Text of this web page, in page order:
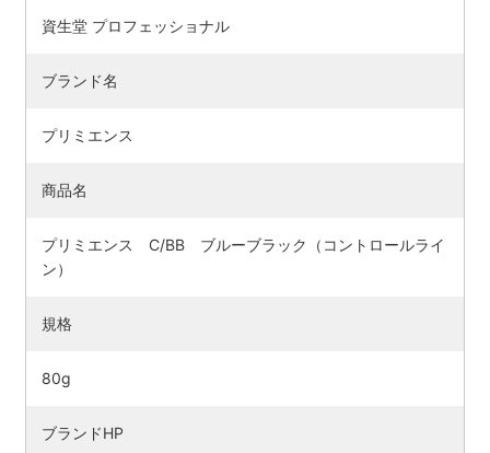
資生堂 プロフェッショナル
ブランド名
プリミエンス
商品名
プリミエンス C/BB ブルーブラック（コントロールライ
ン）
規格
80g
ブランドHP